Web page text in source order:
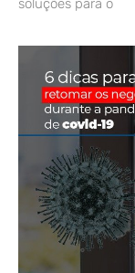
soluções para o